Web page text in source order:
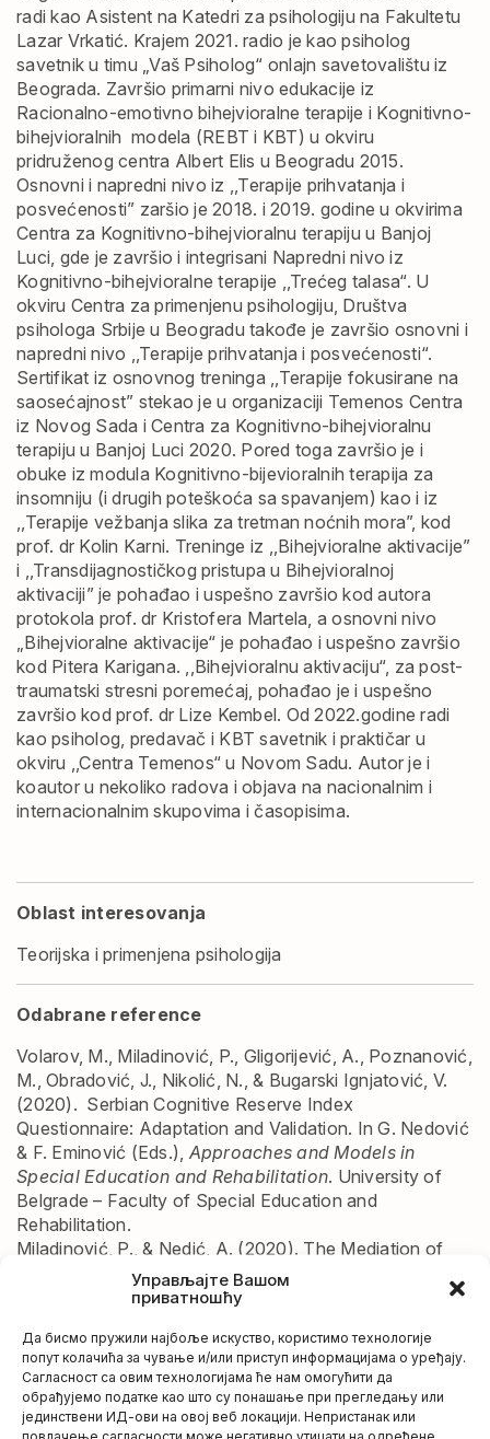
Управљајте Вашом
приватношћу
Да бисмо пружили најбоље искуство, користимо технологије
попут колачића за чување и/или приступ информацијама о уређају.
Сагласност са овим технологијама ће нам омогућити да
обрађујемо податке као што су понашање при прегледању или
јединствени ИД-ови на овој веб локацији. Непристанак или
повлачење сагласности може негативно утицати на одређене
radi kao Asistent na Katedri za psihologiju na Fakultetu
Lazar Vrkatić. Krajem 2021. radio je kao psiholog
savetnik u timu „Vaš Psiholog“ onlajn savetovalištu iz
Beograda. Završio primarni nivo edukacije iz
Racionalno-emotivno bihejvioralne terapije i Kognitivno-
bihejvioralnih modela (REBT i KBT) u okviru
pridruženog centra Albert Elis u Beogradu 2015.
Osnovni i napredni nivo iz ,,Terapije prihvatanja i
posvećenosti” zaršio je 2018. i 2019. godine u okvirima
Centra za Kognitivno-bihejvioralnu terapiju u Banjoj
Luci, gde je završio i integrisani Napredni nivo iz
Kognitivno-bihejvioralne terapije ,,Trećeg talasa“. U
okviru Centra za primenjenu psihologiju, Društva
psihologa Srbije u Beogradu takođe je završio osnovni i
napredni nivo ,,Terapije prihvatanja i posvećenosti“.
Sertifikat iz osnovnog treninga ,,Terapije fokusirane na
saosećajnost” stekao je u organizaciji Temenos Centra
iz Novog Sada i Centra za Kognitivno-bihejvioralnu
terapiju u Banjoj Luci 2020. Pored toga završio je i
obuke iz modula Kognitivno-bijevioralnih terapija za
insomniju (i drugih poteškoća sa spavanjem) kao i iz
,,Terapije vežbanja slika za tretman noćnih mora”, kod
prof. dr Kolin Karni. Treninge iz ,,Bihejvioralne aktivacije”
i ,,Transdijagnostičkog pristupa u Bihejvioralnoj
aktivaciji” je pohađao i uspešno završio kod autora
protokola prof. dr Kristofera Martela, a osnovni nivo
„Bihejvioralne aktivacije“ je pohađao i uspešno završio
kod Pitera Karigana. ,,Bihejvioralnu aktivaciju“, za post-
traumatski stresni poremećaj, pohađao je i uspešno
završio kod prof. dr Lize Kembel. Od 2022.godine radi
kao psiholog, predavač i KBT savetnik i praktičar u
okviru ,,Centra Temenos“ u Novom Sadu. Autor je i
koautor u nekoliko radova i objava na nacionalnim i
internacionalnim skupovima i časopisima.
Oblast interesovanja
Teorijska i primenjena psihologija
Odabrane reference
Volarov, M., Miladinović, P., Gligorijević, A., Poznanović,
M., Obradović, J., Nikolić, N., & Bugarski Ignjatović, V.
(2020). Serbian Cognitive Reserve Index
Questionnaire: Adaptation and Validation. In G. Nedović
& F. Eminović (Eds.), Approaches and Models in
Special Education and Rehabilitation. University of
Belgrade – Faculty of Special Education and
Rehabilitation.
Miladinović, P., & Nedić, A. (2020). The Mediation of
Self-compassion and other constructs: Significance in
Resilience, Depression and Anxiety among students.
https://doi.org/10.5937/engrami41-30167
Miladinović, P. (2022). Mediating Effects Of
Dispositional Mindfulness On The Relationship Between
Neuroticism, Conscientiousness And Worries, Tension